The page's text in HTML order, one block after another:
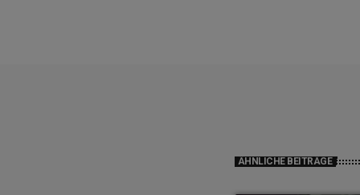
ÄHNLICHE BEITRÄGE